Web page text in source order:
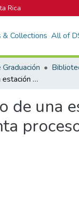
Rica
& Collections All of
Desarrollo de una estación de vigilancia para el sistema de enfriamiento de la planta proceso, PIPASA
de una